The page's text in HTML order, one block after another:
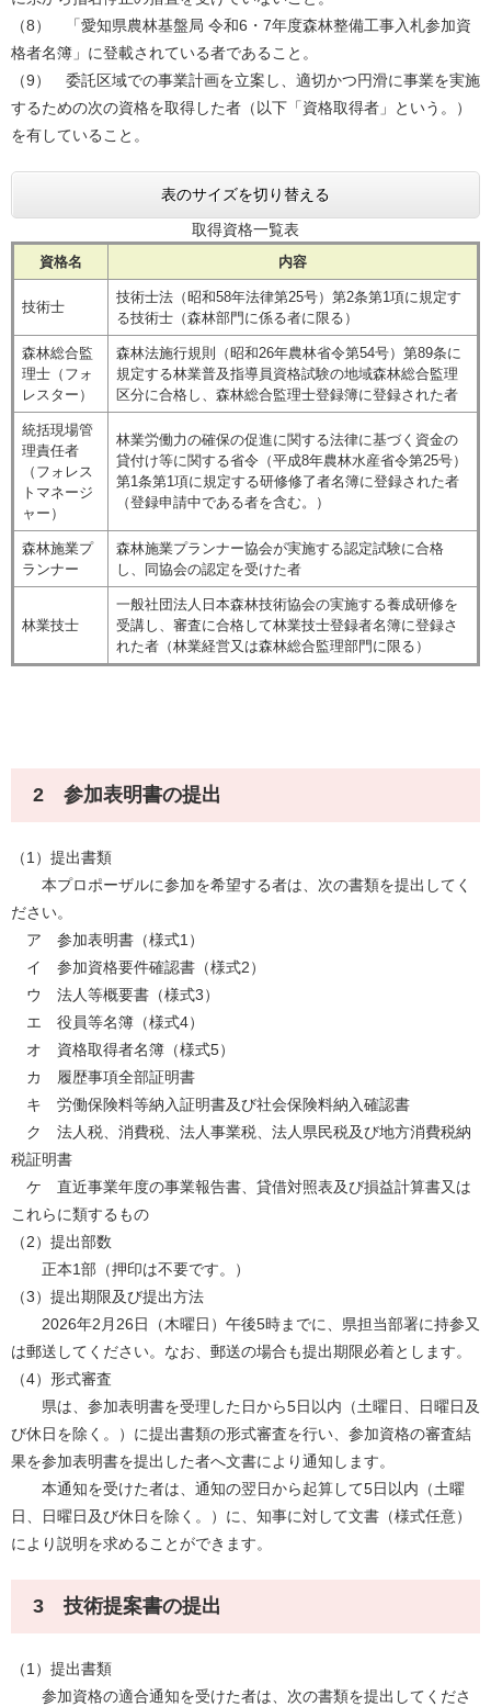
（8） 「愛知県農林基盤局 令和6・7年度森林整備工事入札参加資
格者名簿」に登載されている者であること。
（9） 委託区域での事業計画を立案し、適切かつ円滑に事業を実施
するための次の資格を取得した者（以下「資格取得者」という。）
を有していること。
表のサイズを切り替える
取得資格一覧表
資格名 内容
技術士
技術士法（昭和58年法律第25号）第2条第1項に規定す
る技術士（森林部門に係る者に限る）
森林総合監
理士（フォ
レスター）
森林法施行規則（昭和26年農林省令第54号）第89条に
規定する林業普及指導員資格試験の地域森林総合監理
区分に合格し、森林総合監理士登録簿に登録された者
統括現場管
理責任者
（フォレス
トマネージ
ャー）
林業労働力の確保の促進に関する法律に基づく資金の
貸付け等に関する省令（平成8年農林水産省令第25号）
第1条第1項に規定する研修修了者名簿に登録された者
（登録申請中である者を含む。）
森林施業プ
ランナー
森林施業プランナー協会が実施する認定試験に合格
し、同協会の認定を受けた者
林業技士
一般社団法人日本森林技術協会の実施する養成研修を
受講し、審査に合格して林業技士登録者名簿に登録さ
れた者（林業経営又は森林総合監理部門に限る）
2 参加表明書の提出
（1）提出書類
本プロポーザルに参加を希望する者は、次の書類を提出してく
ださい。
ア 参加表明書（様式1）
イ 参加資格要件確認書（様式2）
ウ 法人等概要書（様式3）
エ 役員等名簿（様式4）
オ 資格取得者名簿（様式5）
カ 履歴事項全部証明書
キ 労働保険料等納入証明書及び社会保険料納入確認書
ク 法人税、消費税、法人事業税、法人県民税及び地方消費税納
税証明書
ケ 直近事業年度の事業報告書、貸借対照表及び損益計算書又は
これらに類するもの
（2）提出部数
正本1部（押印は不要です。）
（3）提出期限及び提出方法
2026年2月26日（木曜日）午後5時までに、県担当部署に持参又
は郵送してください。なお、郵送の場合も提出期限必着とします。
（4）形式審査
県は、参加表明書を受理した日から5日以内（土曜日、日曜日及
び休日を除く。）に提出書類の形式審査を行い、参加資格の審査結
果を参加表明書を提出した者へ文書により通知します。
本通知を受けた者は、通知の翌日から起算して5日以内（土曜
日、日曜日及び休日を除く。）に、知事に対して文書（様式任意）
により説明を求めることができます。
3 技術提案書の提出
（1）提出書類
参加資格の適合通知を受けた者は、次の書類を提出してくださ